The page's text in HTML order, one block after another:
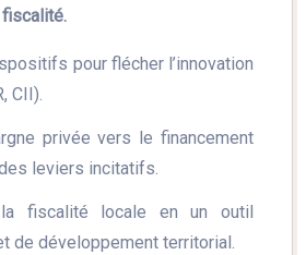
pour flécher l’innovation
CII).
privée vers le financement
leviers incitatifs.
la fiscalité locale en un outil
de développement territorial.